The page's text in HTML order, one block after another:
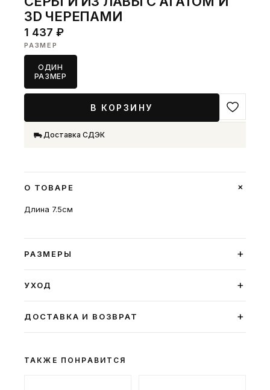
3D ЧЕРЕПАМИ
1 437 ₽
РАЗМЕР
ОДИН
РАЗМЕР
В КОРЗИНУ
Доставка СДЭК
О ТОВАРЕ +
Длина 7.5см
РАЗМЕРЫ +
УХОД +
ДОСТАВКА И ВОЗВРАТ +
ТАКЖЕ ПОНРАВИТСЯ